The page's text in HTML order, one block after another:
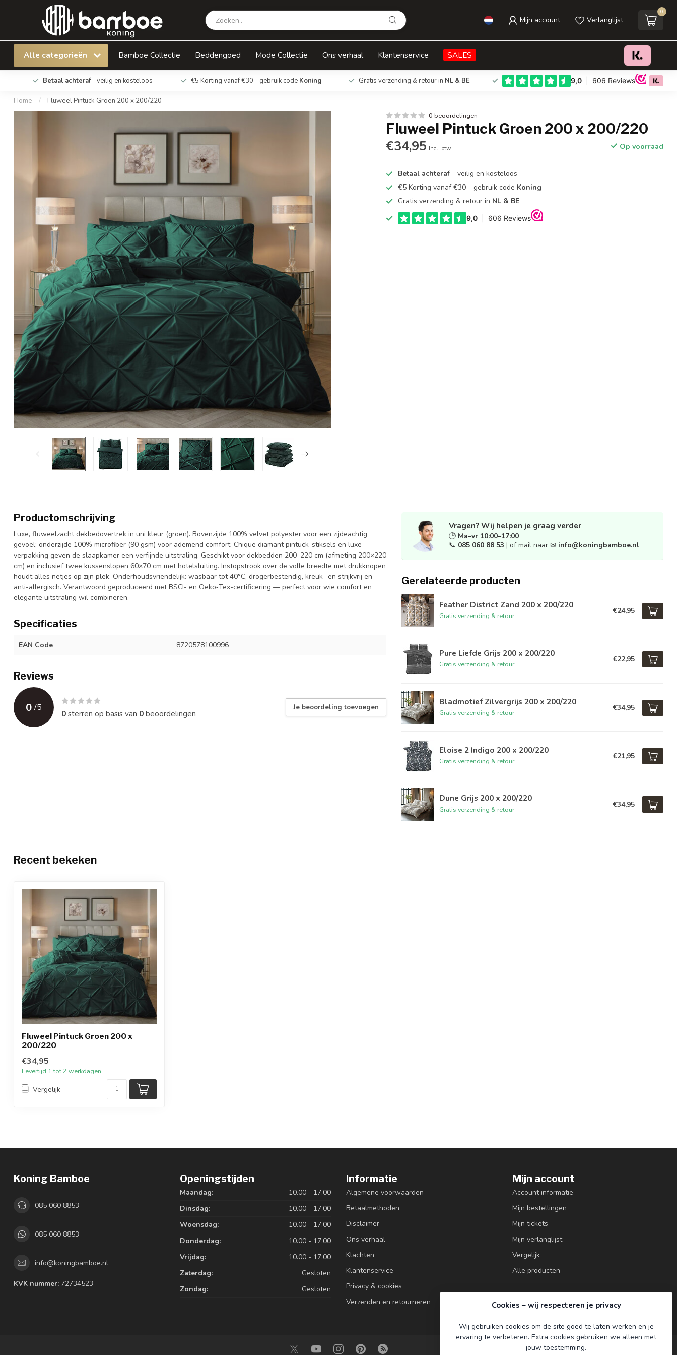
Mijn account Verlanglijst
0
Alle categorieën Bamboe Collectie Beddengoed Mode Collectie Ons verhaal Klantenservice SALES
Betaal achteraf– veilig en kosteloos €5 Korting vanaf €30 – gebruik code Koning Gratis verzending & retour in NL & BE
Home / Fluweel Pintuck Groen 200 x 200/220
Fluweel Pintuck Groen 200 x 200/220 Toevoegen aan winkelwagen
0 beoordelingen
Fluweel Pintuck Groen 200 x 200/220
€34,95 Incl. btw Op voorraad
Betaal achteraf – veilig en kosteloos
€5 Korting vanaf €30 – gebruik code Koning
Gratis verzending & retour in NL & BE
Productomschrijving
Luxe, fluweelzacht dekbedovertrek in uni kleur (groen). Bovenzijde 100% velvet polyester voor een zijdeachtig
gevoel; onderzijde 100% microfiber (90 gsm) voor ademend comfort. Chique diamant pintuck-stiksels en luxe
verpakking geven de slaapkamer een verfijnde uitstraling. Geschikt voor dekbedden 200–220 cm (afmeting 200×220
cm) en inclusief twee kussenslopen 60×70 cm met hotelsluiting. Instopstrook over de volle breedte met drukknopen
houdt alles netjes op zijn plek. Onderhoudsvriendelijk: wasbaar tot 40°C, drogerbestendig, kreuk- en strijkvrij en
anti-allergisch. Verantwoord geproduceerd met BSCI- en Oeko‑Tex-certificering — perfect voor wie comfort en
elegante uitstraling wil combineren.
Specificaties
EAN Code 8720578100996
Reviews
0 /5
0sterren op basis van 0beoordelingen
Je beoordeling toevoegen
Vragen? Wij helpen je graag verder
🕒 Ma–vr 10:00–17:00
📞 085 060 88 53 | of mail naar ✉ info@koningbamboe.nl
Gerelateerde producten
Feather District Zand 200 x 200/220
Gratis verzending & retour
€24,95
Pure Liefde Grijs 200 x 200/220
Gratis verzending & retour
€22,95
Bladmotief Zilvergrijs 200 x 200/220
Gratis verzending & retour
€34,95
Eloise 2 Indigo 200 x 200/220
Gratis verzending & retour
€21,95
Dune Grijs 200 x 200/220
Gratis verzending & retour
€34,95
Recent bekeken
Fluweel Pintuck Groen 200 x
200/220
€34,95
Levertijd 1 tot 2 werkdagen
Vergelijk
Koning Bamboe
085 060 8853
085 060 8853
info@koningbamboe.nl
KVK nummer: 72734523
Openingstijden
Maandag:
10.00 - 17.00
Dinsdag:
10.00 - 17.00
Woensdag:
10.00 - 17.00
Donderdag:
10.00 - 17:00
Vrijdag:
10.00 - 17.00
Zaterdag:
Gesloten
Zondag:
Gesloten
Informatie
Algemene voorwaarden
Betaalmethoden
Disclaimer
Ons verhaal
Klachten
Klantenservice
Privacy & cookies
Verzenden en retourneren
Mijn account
Account informatie
Mijn bestellingen
Mijn tickets
Mijn verlanglijst
Vergelijk
Alle producten
Cookies – wij respecteren je privacy
Wij gebruiken cookies om de site goed te laten werken en je
ervaring te verbeteren. Extra cookies gebruiken we alleen met
jouw toestemming.